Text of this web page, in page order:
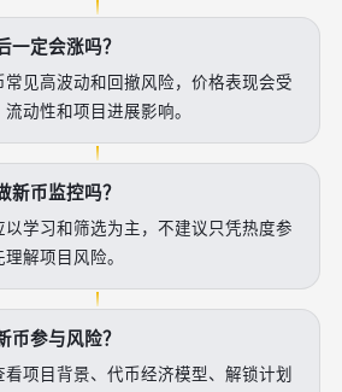
一定会涨吗？
常见高波动和回撤风险，价格表现会受
动性和项目进展影响。
新币监控吗？
以学习和筛选为主，不建议只凭热度参
解项目风险。
币参与风险？
看项目背景、代币经济模型、解锁计划